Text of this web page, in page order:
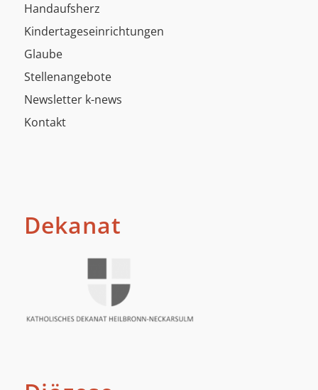
Handaufsherz
Kindertageseinrichtungen
Glaube
Stellenangebote
Newsletter k-news
Kontakt
Dekanat